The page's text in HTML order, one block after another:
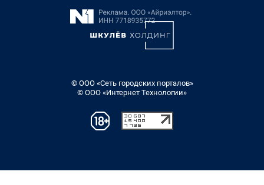
© ООО «Сеть городских порталов»
© ООО «Интернет Технологии»